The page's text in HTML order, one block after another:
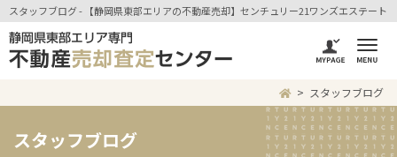
スタッフブログ - 【静岡県東部エリアの不動産売却】センチュリー21ワンズエステート
スタッフブログ
スタッフブログ